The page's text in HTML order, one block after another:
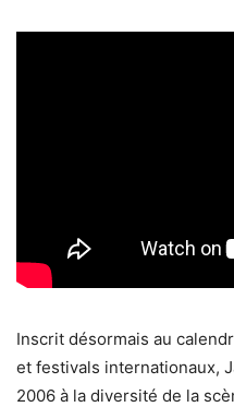
Inscrit désormais au
et festivals internationaux,
2006 à la diversité de la